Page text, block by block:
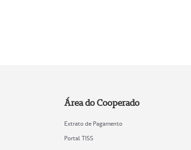
Área do Cooperado
Extrato de Pagamento
Portal TISS